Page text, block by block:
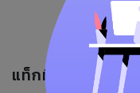
แท็กที่เกี่ยวข้อง :